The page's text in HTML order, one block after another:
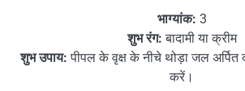
भाग्यांक: 3
शुभ रंग: बादामी या क्रीम
शुभ उपाय: पीपल के वृक्ष के नीचे थोड़ा जल
करें।